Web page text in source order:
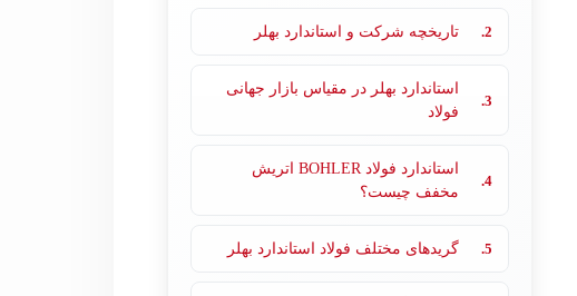
2. تاریخچه شرکت و استاندارد بهلر
3.
استاندارد بهلر در مقیاس بازار جهانی
فولاد
4.
استاندارد فولاد BOHLER اتریش
مخفف چیست؟
5. گریدهای مختلف فولاد استاندارد بهلر